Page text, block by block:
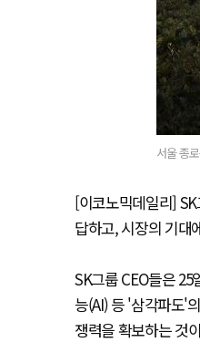
서울 종
[이코노믹데일리]
답하고, 시장의 기대
SK그룹 CEO들은
능(AI) 등 '삼각파도'
쟁력을 확보하는 것